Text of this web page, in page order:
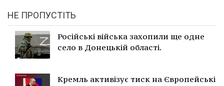
НЕ ПРОПУСТІТЬ
Російські війська захопили ще одне
село в Донецькій області.
Кремль активізує тиск на Європейські